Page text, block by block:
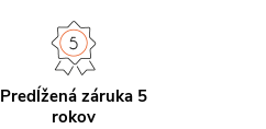
Predĺžená záruka 5
rokov